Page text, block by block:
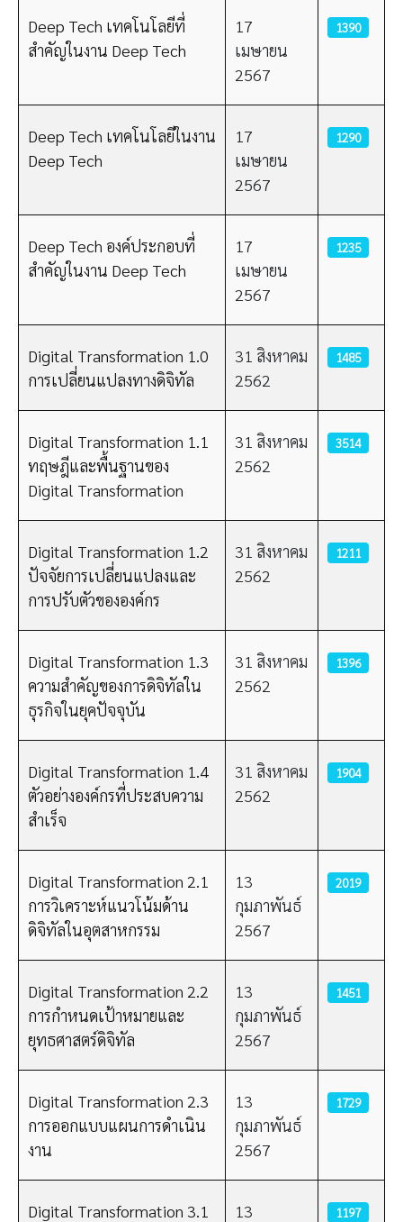
Deep Tech เทคโนโลยีที่
สำคัญในงาน Deep Tech
17
เมษายน
2567
1390
Deep Tech เทคโนโลยีในงาน
Deep Tech
17
เมษายน
2567
1290
Deep Tech องค์ประกอบที่
สำคัญในงาน Deep Tech
17
เมษายน
2567
1235
Digital Transformation 1.0
การเปลี่ยนแปลงทางดิจิทัล
31 สิงหาคม
2562
1485
Digital Transformation 1.1
ทฤษฎีและพื้นฐานของ
Digital Transformation
31 สิงหาคม
2562
3514
Digital Transformation 1.2
ปัจจัยการเปลี่ยนแปลงและ
การปรับตัวขององค์กร
31 สิงหาคม
2562
1211
Digital Transformation 1.3
ความสำคัญของการดิจิทัลใน
ธุรกิจในยุคปัจจุบัน
31 สิงหาคม
2562
1396
Digital Transformation 1.4
ตัวอย่างองค์กรที่ประสบความ
สำเร็จ
31 สิงหาคม
2562
1904
Digital Transformation 2.1
การวิเคราะห์แนวโน้มด้าน
ดิจิทัลในอุตสาหกรรม
13
กุมภาพันธ์
2567
2019
Digital Transformation 2.2
การกำหนดเป้าหมายและ
ยุทธศาสตร์ดิจิทัล
13
กุมภาพันธ์
2567
1451
Digital Transformation 2.3
การออกแบบแผนการดำเนิน
งาน
13
กุมภาพันธ์
2567
1729
Digital Transformation 3.1
13
1197